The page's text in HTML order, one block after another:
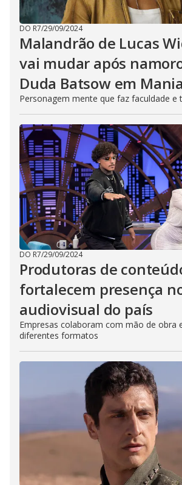
DO R7/29/09/2024
Malandrão de Lucas
vai mudar após
Duda Batsow em
Personagem mente que faz faculdade e
DO R7/29/09/2024
Produtoras de
fortalecem presença
audiovisual do país
Empresas colaboram com mão de obra
diferentes formatos